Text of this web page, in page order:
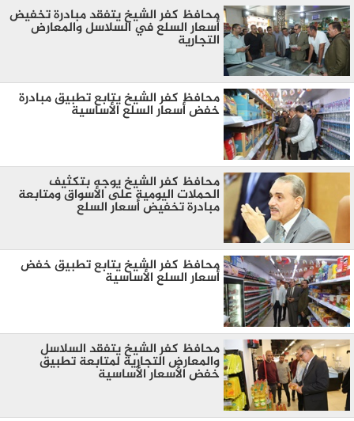
محافظ كفر الشيخ يتفقد مبادرة تخفيض
أسعار السلع في السلاسل والمعارض
التجارية
محافظ كفر الشيخ يتابع تطبيق مبادرة
خفض أسعار السلع الأساسية
محافظ كفر الشيخ يوجه بتكثيف
الحملات اليومية على الأسواق ومتابعة
مبادرة تخفيض أسعار السلع
محافظ كفر الشيخ يتابع تطبيق خفض
أسعار السلع الأساسية
محافظ كفر الشيخ يتفقد السلاسل
والمعارض التجارية لمتابعة تطبيق
خفض الأسعار الأساسية